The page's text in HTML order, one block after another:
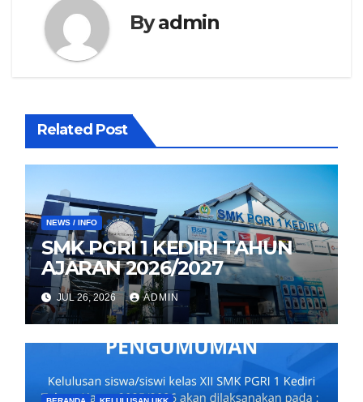
Byadmin
Related Post
NEWS / INFO
SMK PGRI 1 KEDIRI TAHUN
AJARAN 2026/2027
JUL 26, 2026 ADMIN